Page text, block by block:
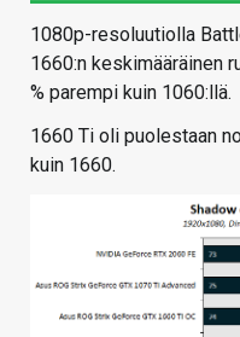
1080p-resoluutiolla
1660:n keskimääräinen
% parempi kuin 1060:llä.
1660 Ti oli puolestaan
kuin 1660.